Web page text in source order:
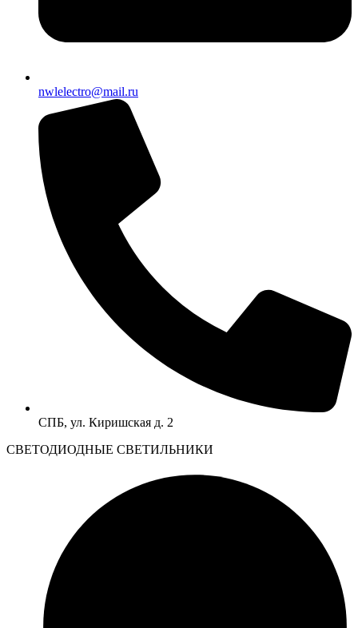
nwlelectro@mail.ru
СПБ, ул. Киришская д. 2
CВЕТОДИОДНЫЕ СВЕТИЛЬНИКИ